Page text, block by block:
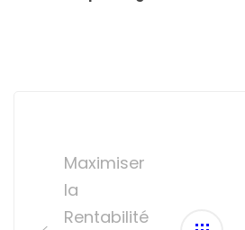
Maximiser
la
Rentabilité